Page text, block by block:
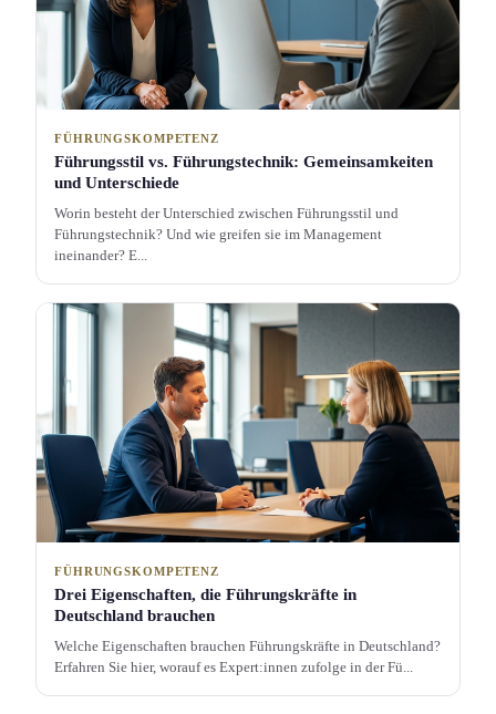
FÜHRUNGSKOMPETENZ
Führungs­stil vs. Führungs­technik: Gemeinsamkeit­en
und Unterschiede
Worin besteht der Unterschied zwischen Führungs­stil und
Führungs­technik? Und wie greifen sie im Management
ineinander? E...
FÜHRUNGSKOMPETENZ
Drei Eigenschaft­en, die Führungs­kräfte in
Deutschland brauchen
Welche Eigenschaft­en brauchen Führungs­kräfte in Deutschland?
Erfahren Sie hier, worauf es Expert:innen zufolge in der Fü...